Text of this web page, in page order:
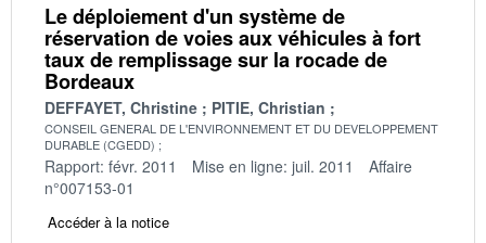
Le déploiement d'un système de
réservation de voies aux véhicules à fort
taux de remplissage sur la rocade de
Bordeaux
DEFFAYET, Christine PITIE, Christian
CONSEIL GENERAL DE L'ENVIRONNEMENT ET DU DEVELOPPEMENT
DURABLE (CGEDD)
Rapport: févr. 2011 Mise en ligne: juil. 2011
Affaire
n°007153-01
Accéder à la notice